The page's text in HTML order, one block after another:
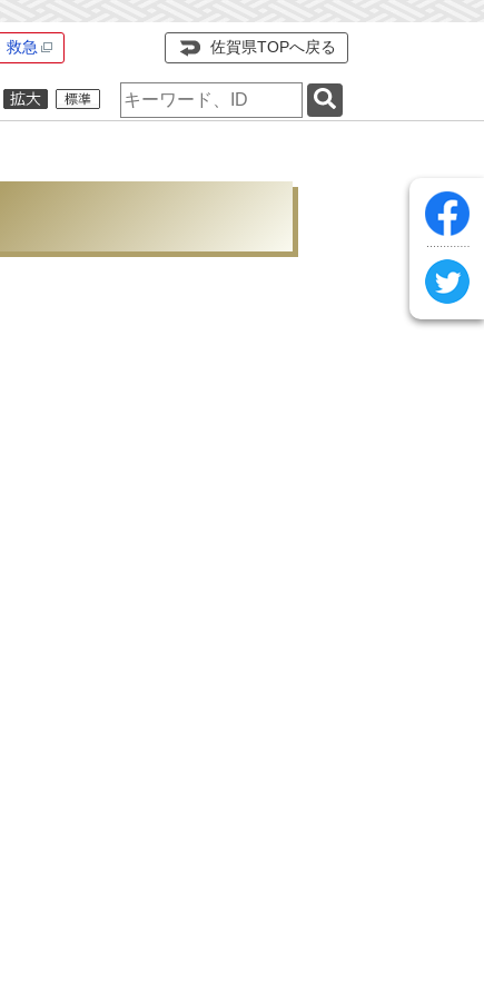
救急 佐賀県TOPへ戻る
検
索